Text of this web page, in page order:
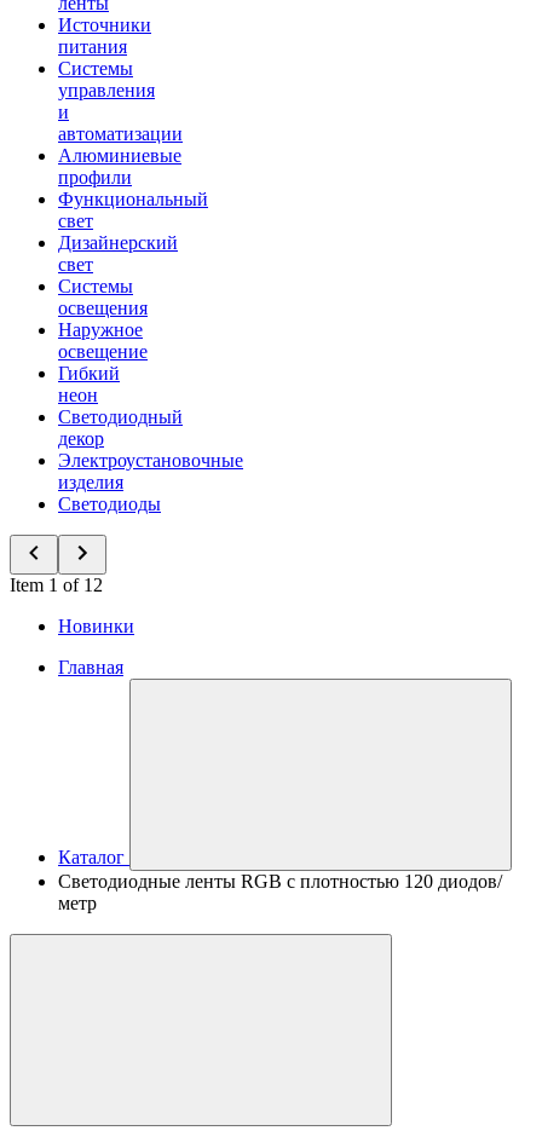
Источники
питания
Системы
управления
и
автоматизации
Алюминиевые
профили
Функциональный
свет
Дизайнерский
свет
Системы
освещения
Наружное
освещение
Гибкий
неон
Светодиодный
декор
Электроустановочные
изделия
Светодиоды
Item 1 of 12
Новинки
Главная
Каталог
Светодиодные ленты RGB с плотностью 120 диодов/
метр